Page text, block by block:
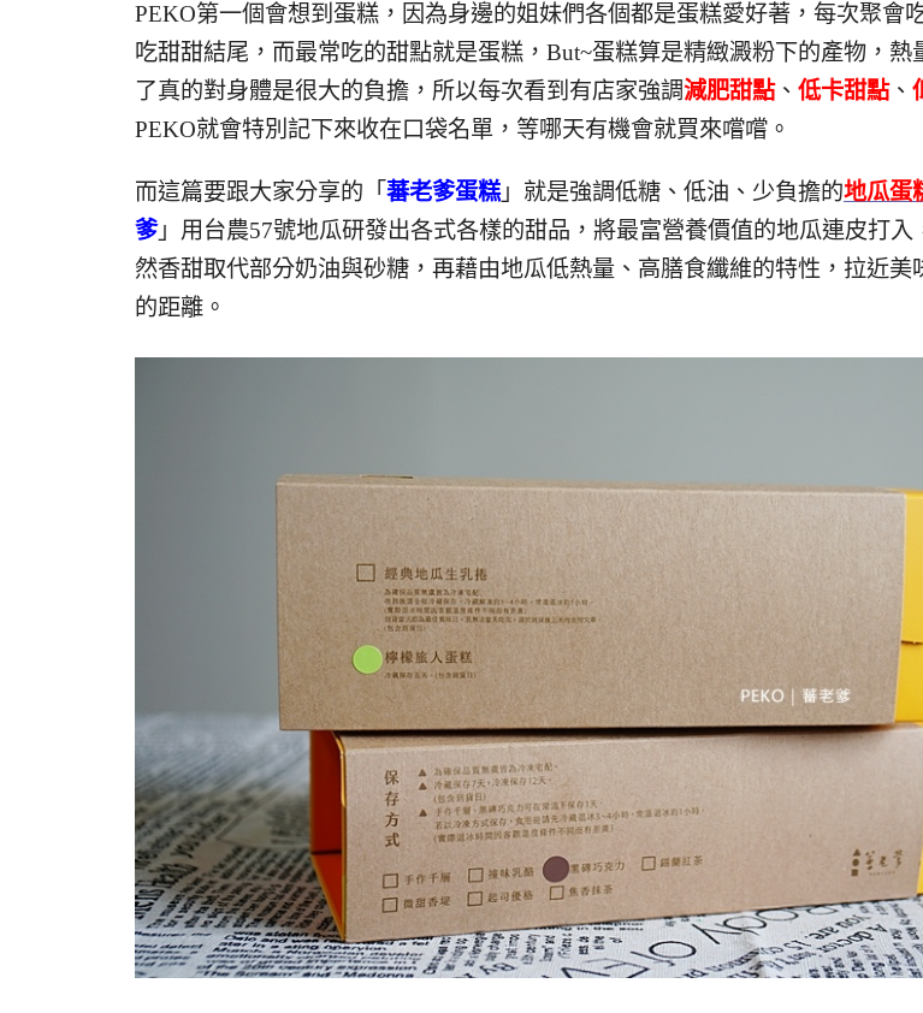
PEKO第一個會想到蛋糕，因為身邊的姐妹們各個都是蛋糕愛好著，每次聚會
吃甜甜結尾，而最常吃的甜點就是蛋糕，But~蛋糕算是精緻澱粉下的產物，熱
了真的對身體是很大的負擔，所以每次看到有店家強調減肥甜點、 低卡甜點、
PEKO就會特別記下來收在口袋名單，等哪天有機會就買來嚐嚐。
而這篇要跟大家分享的「 蕃老爹蛋糕 」就是強調低糖、低油、少負擔的地瓜蛋
爹」用台農57號地瓜研發出各式各樣的甜品，將最富營養價值的地瓜連皮打入
然香甜取代部分奶油與砂糖，再藉由地瓜低熱量、高膳食纖維的特性，拉近美
的距離。